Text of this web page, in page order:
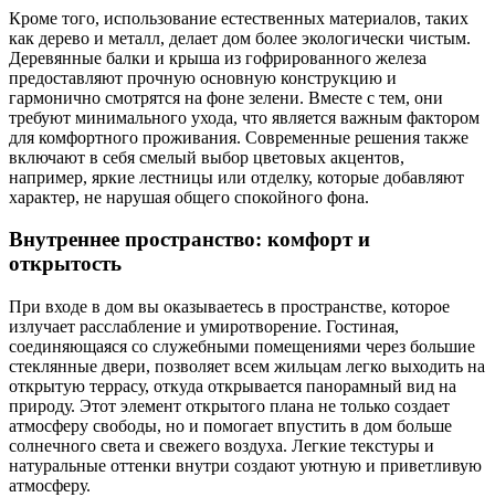
Кроме того, использование естественных материалов, таких
как дерево и металл, делает дом более экологически чистым.
Деревянные балки и крыша из гофрированного железа
предоставляют прочную основную конструкцию и
гармонично смотрятся на фоне зелени. Вместе с тем, они
требуют минимального ухода, что является важным фактором
для комфортного проживания. Современные решения также
включают в себя смелый выбор цветовых акцентов,
например, яркие лестницы или отделку, которые добавляют
характер, не нарушая общего спокойного фона.
Внутреннее пространство: комфорт и
открытость
При входе в дом вы оказываетесь в пространстве, которое
излучает расслабление и умиротворение. Гостиная,
соединяющаяся со служебными помещениями через большие
стеклянные двери, позволяет всем жильцам легко выходить на
открытую террасу, откуда открывается панорамный вид на
природу. Этот элемент открытого плана не только создает
атмосферу свободы, но и помогает впустить в дом больше
солнечного света и свежего воздуха. Легкие текстуры и
натуральные оттенки внутри создают уютную и приветливую
атмосферу.